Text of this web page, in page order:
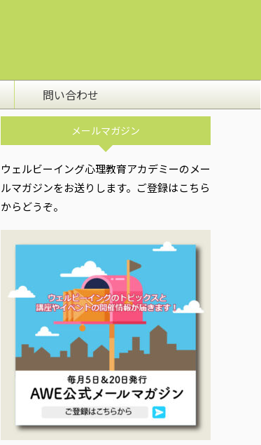
問い合わせ
メールマガジン
ウェルビーイング心理教育アカデミーのメー
ルマガジンをお送りします。ご登録はこちら
からどうぞ。